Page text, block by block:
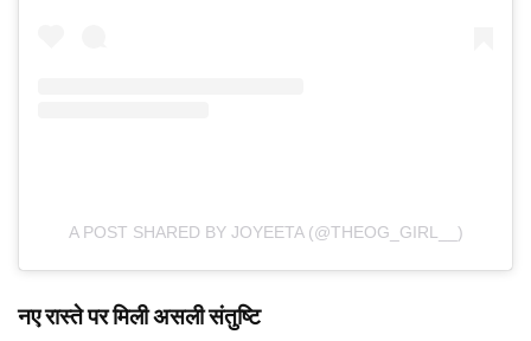
A POST SHARED BY JOYEETA (@THEOG_GIRL__)
नए रास्ते पर मिली असली संतुष्टि